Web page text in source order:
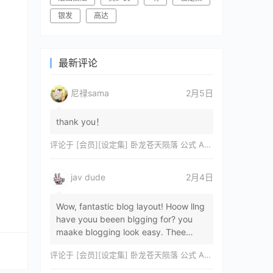
银发
高达
最新评论
尼禄sama 2月5日
thank you！
评论于 [会员][设定集] 卧龙苍天陨落 公式 ARTWORKS[DL]
jav dude 2月4日
Wow, fantastic blog layout! Hoow llng
have youu beeen blgging for? you
maake blogging look easy. Thee
magnificent, let…
评论于 [会员][设定集] 卧龙苍天陨落 公式 ARTWORKS[DL]